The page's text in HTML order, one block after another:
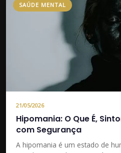
SAÚDE MENTAL
21/05/2026
Hipomania: O Que É,
com Segurança
A hipomania é um estado de